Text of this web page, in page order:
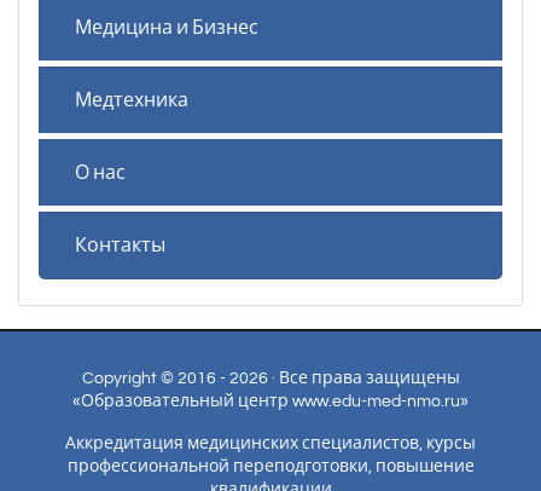
Медицина и Бизнес
Медтехника
О нас
Контакты
Copyright © 2016 - 2026 · Все права защищены
«Образовательный центр www.edu-med-nmo.ru»
Аккредитация медицинских специалистов, курсы
профессиональной переподготовки, повышение